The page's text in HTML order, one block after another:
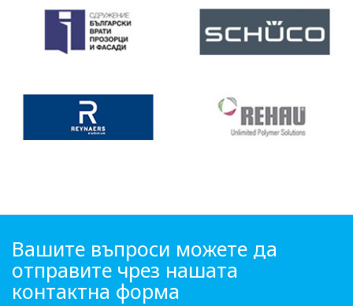
Вашите въпроси можете да
отправите чрез нашата
контактна форма